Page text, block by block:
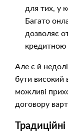
для тих, у
Багато
дозволяє
кредитною
Але є й
бути високий
можливі
договору